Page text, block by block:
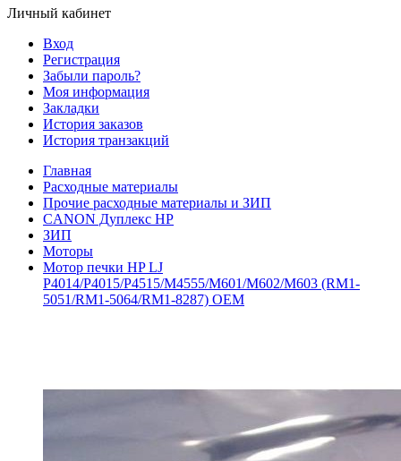
Личный кабинет
Вход
Регистрация
Забыли пароль?
Моя информация
Закладки
История заказов
История транзакций
Главная
Расходные материалы
Прочие расходные материалы и ЗИП
CANON Дуплекс HP
ЗИП
Моторы
Мотор печки HP LJ
P4014/P4015/P4515/M4555/M601/M602/M603 (RM1-
5051/RM1-5064/RM1-8287) OEM